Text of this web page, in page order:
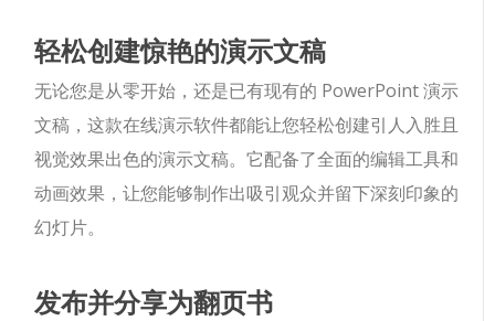
轻松创建惊艳的演示文稿
无论您是从零开始，还是已有现有的 PowerPoint 演示
文稿，这款在线演示软件都能让您轻松创建引人入胜且
视觉效果出色的演示文稿。它配备了全面的编辑工具和
动画效果，让您能够制作出吸引观众并留下深刻印象的
幻灯片。
发布并分享为翻页书